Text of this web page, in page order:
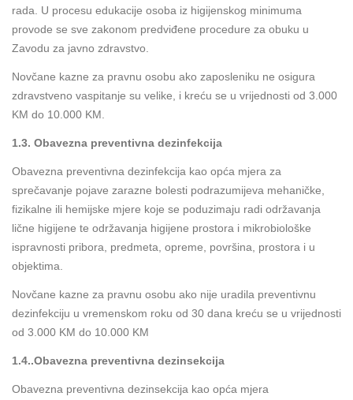
rada. U procesu edukacije osoba iz higijenskog minimuma
provode se sve zakonom predviđene procedure za obuku u
Zavodu za javno zdravstvo.
Novčane kazne za pravnu osobu ako zaposleniku ne osigura
zdravstveno vaspitanje su velike, i kreću se u vrijednosti od 3.000
KM do 10.000 KM.
1.3. Obavezna preventivna dezinfekcija
Obavezna preventivna dezinfekcija kao opća mjera za
sprečavanje pojave zarazne bolesti podrazumijeva mehaničke,
fizikalne ili hemijske mjere koje se poduzimaju radi održavanja
lične higijene te održavanja higijene prostora i mikrobiološke
ispravnosti pribora, predmeta, opreme, površina, prostora i u
objektima.
Novčane kazne za pravnu osobu ako nije uradila preventivnu
dezinfekciju u vremenskom roku od 30 dana kreću se u vrijednosti
od 3.000 KM do 10.000 KM
1.4..Obavezna preventivna dezinsekcija
Obavezna preventivna dezinsekcija kao opća mjera